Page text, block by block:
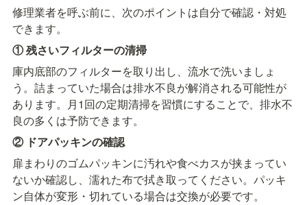
修理業者を呼ぶ前に、次のポイントは自分で確認・対処
できます。
① 残さいフィルターの清掃
庫内底部のフィルターを取り出し、流水で洗いましょ
う。詰まっていた場合は排水不良が解消される可能性が
あります。月1回の定期清掃を習慣にすることで、排水不
良の多くは予防できます。
② ドアパッキンの確認
扉まわりのゴムパッキンに汚れや食べカスが挟まってい
ないか確認し、濡れた布で拭き取ってください。パッキ
ン自体が変形・切れている場合は交換が必要です。